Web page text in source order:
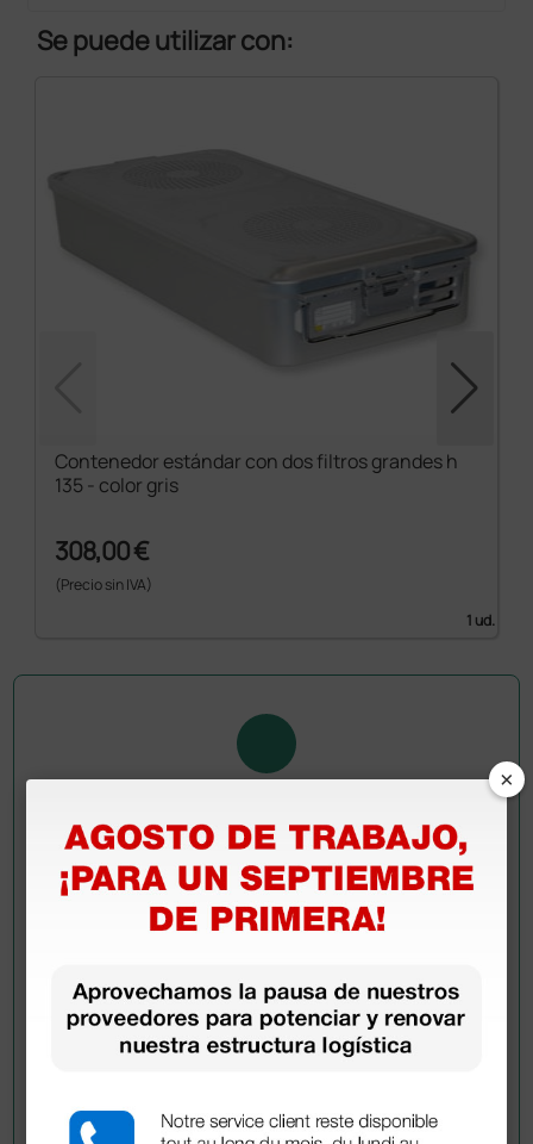
Se puede utilizar con:
Contenedor estándar con dos filtros grandes h
135 - color gris
308,00 €
(Precio sin IVA)
1 ud.
Pregúntale a un colega
¿Todavía tienes alguna duda? ¿Necesitas más
Envía ahora mismo tu pregunta a los colegas que ya
han adquirido este producto.
×